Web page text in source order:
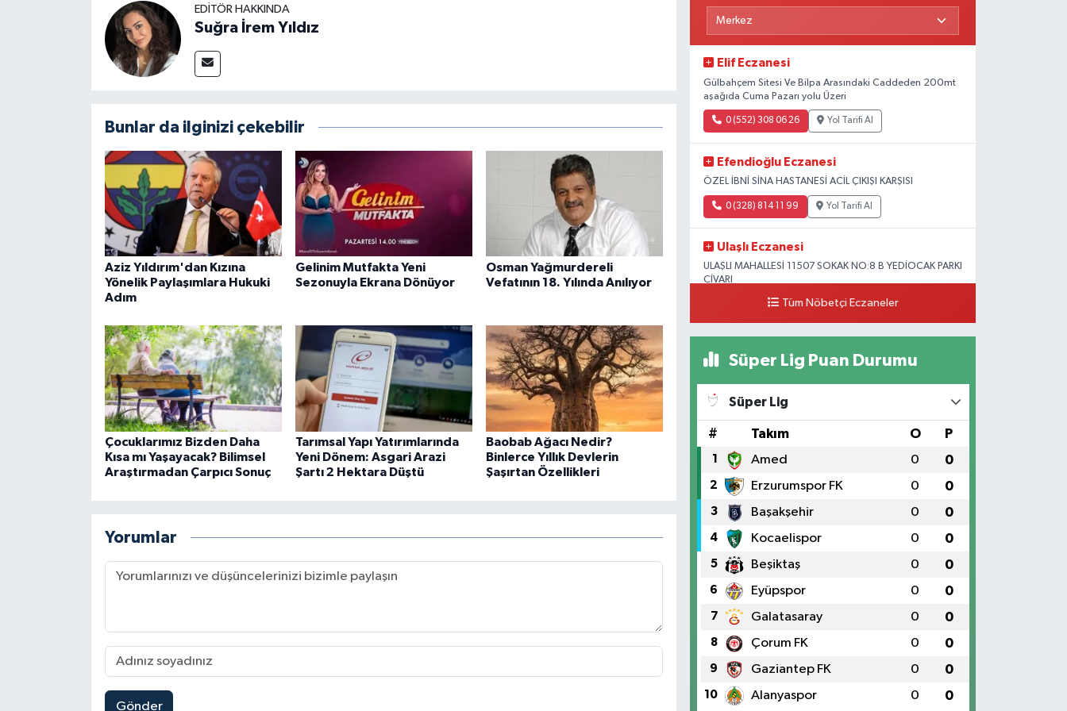
EDITÖR HAKKINDA
Suğra İrem Yıldız
Bunlar da ilginizi çekebilir
Aziz Yıldırım'dan Kızına
Yönelik Paylaşımlara Hukuki
Adım
Gelinim Mutfakta Yeni
Sezonuyla Ekrana Dönüyor
Osman Yağmurdereli
Vefatının 18. Yılında Anılıyor
Çocuklarımız Bizden Daha
Kısa mı Yaşayacak? Bilimsel
Araştırmadan Çarpıcı Sonuç
Tarımsal Yapı Yatırımlarında
Yeni Dönem: Asgari Arazi
Şartı 2 Hektara Düştü
Baobab Ağacı Nedir?
Binlerce Yıllık Devlerin
Şaşırtan Özellikleri
Yorumlar
Gönder
Elif Eczanesi
Gülbahçem Sitesi Ve Bilpa Arasındaki Caddeden 200mt
aşağıda Cuma Pazarı yolu Üzeri
0 (552) 308 06 26 Yol Tarifi Al
Efendioğlu Eczanesi
ÖZEL İBNİ SİNA HASTANESİ ACİL ÇIKIŞI KARŞISI
0 (328) 814 11 99 Yol Tarifi Al
Ulaşlı Eczanesi
ULAŞLI MAHALLESİ 11507 SOKAK NO:8 B YEDİOCAK PARKI
CİVARI
0 (546) 158 81 80 Yol Tarifi Al
Tüm Nöbetçi Eczaneler
Süper Lig Puan Durumu
Süper Lig
# Takım O P
1 Amed 0 0
2 Erzurumspor FK 0 0
3 Başakşehir 0 0
4 Kocaelispor 0 0
5 Beşiktaş 0 0
6 Eyüpspor 0 0
7 Galatasaray 0 0
8 Çorum FK 0 0
9 Gaziantep FK 0 0
10 Alanyaspor 0 0